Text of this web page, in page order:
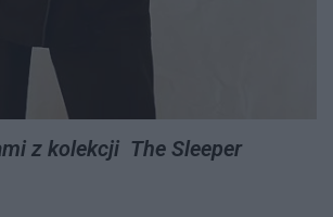
z kolekcji The Sleeper